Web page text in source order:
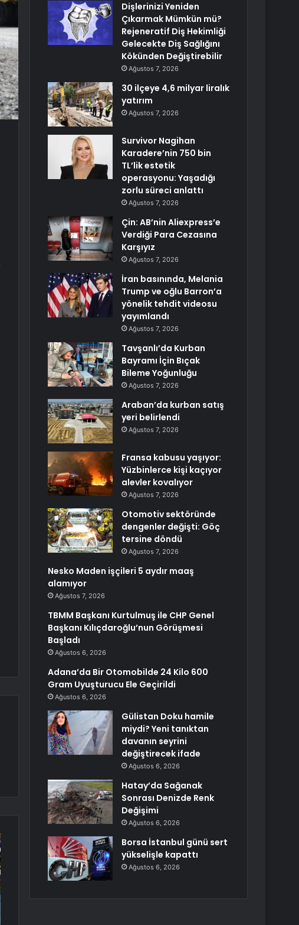
Dişlerinizi Yeniden
Çıkarmak Mümkün mü?
Rejeneratif Diş Hekimliği
Gelecekte Diş Sağlığını
Kökünden Değiştirebilir
Ağustos 7, 2026
30 ilçeye 4,6 milyar liralık
yatırım
Ağustos 7, 2026
Survivor Nagihan
Karadere’nin 750 bin
TL’lik estetik
operasyonu: Yaşadığı
zorlu süreci anlattı
Ağustos 7, 2026
Çin: AB’nin Aliexpress’e
Verdiği Para Cezasına
Karşıyız
Ağustos 7, 2026
İran basınında, Melania
Trump ve oğlu Barron’a
yönelik tehdit videosu
yayımlandı
Ağustos 7, 2026
Tavşanlı’da Kurban
Bayramı İçin Bıçak
Bileme Yoğunluğu
Ağustos 7, 2026
Araban’da kurban satış
yeri belirlendi
Ağustos 7, 2026
Fransa kabusu yaşıyor:
Yüzbinlerce kişi kaçıyor
alevler kovalıyor
Ağustos 7, 2026
Otomotiv sektöründe
dengenler değişti: Göç
tersine döndü
Ağustos 7, 2026
Nesko Maden işçileri 5 aydır maaş
alamıyor
Ağustos 7, 2026
TBMM Başkanı Kurtulmuş ile CHP Genel
Başkanı Kılıçdaroğlu’nun Görüşmesi
Başladı
Ağustos 6, 2026
Adana’da Bir Otomobilde 24 Kilo 600
Gram Uyuşturucu Ele Geçirildi
Ağustos 6, 2026
Gülistan Doku hamile
miydi? Yeni tanıktan
davanın seyrini
değiştirecek ifade
Ağustos 6, 2026
Hatay’da Sağanak
Sonrası Denizde Renk
Değişimi
Ağustos 6, 2026
Borsa İstanbul günü sert
yükselişle kapattı
Ağustos 6, 2026